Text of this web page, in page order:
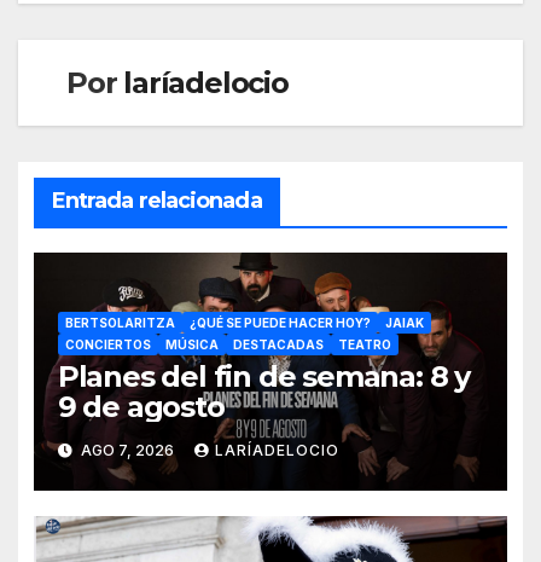
Por laríadelocio
Entrada relacionada
BERTSOLARITZA ¿QUÉ SE PUEDE HACER HOY?
JAIAK
CONCIERTOS
MÚSICA DESTACADAS TEATRO
Planes del fin de semana: 8 y
9 de agosto
AGO 7, 2026 LARÍADELOCIO